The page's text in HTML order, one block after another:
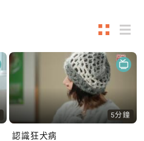
5分鐘
認識狂犬病